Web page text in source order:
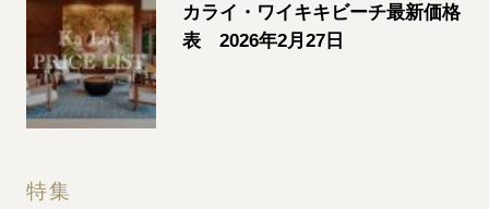
カライ・ワイキキビーチ最新価格
表 2026年2月27日
特集